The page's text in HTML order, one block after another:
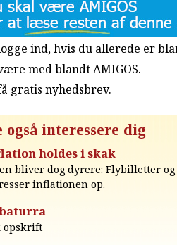
ind, hvis du allerede er
med blandt AMIGOS.
gratis nyhedsbrev.
også interessere dig
holdes i skak
bliver dog dyrere: Flybilletter
inflationen op.
opskrift